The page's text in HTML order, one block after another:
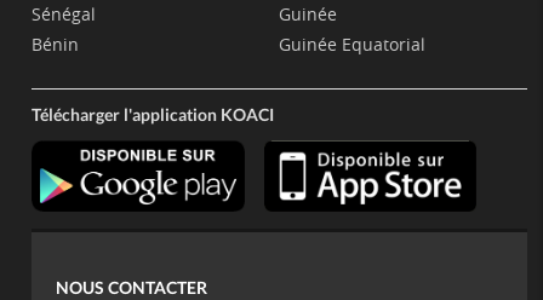
Sénégal
Bénin
Guinée
Guinée Equatorial
Télécharger l'application KOACI
NOUS CONTACTER